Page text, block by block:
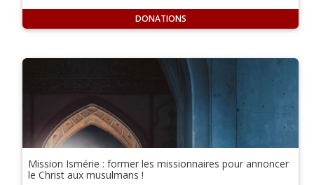
DONATIONS
Mission Ismérie : former les missionnaires pour annoncer
le Christ aux musulmans !